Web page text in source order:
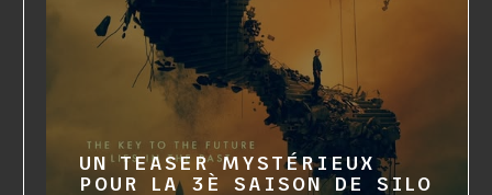
UN TEASER MYSTÉRIEUX
POUR LA 3È SAISON DE SILO